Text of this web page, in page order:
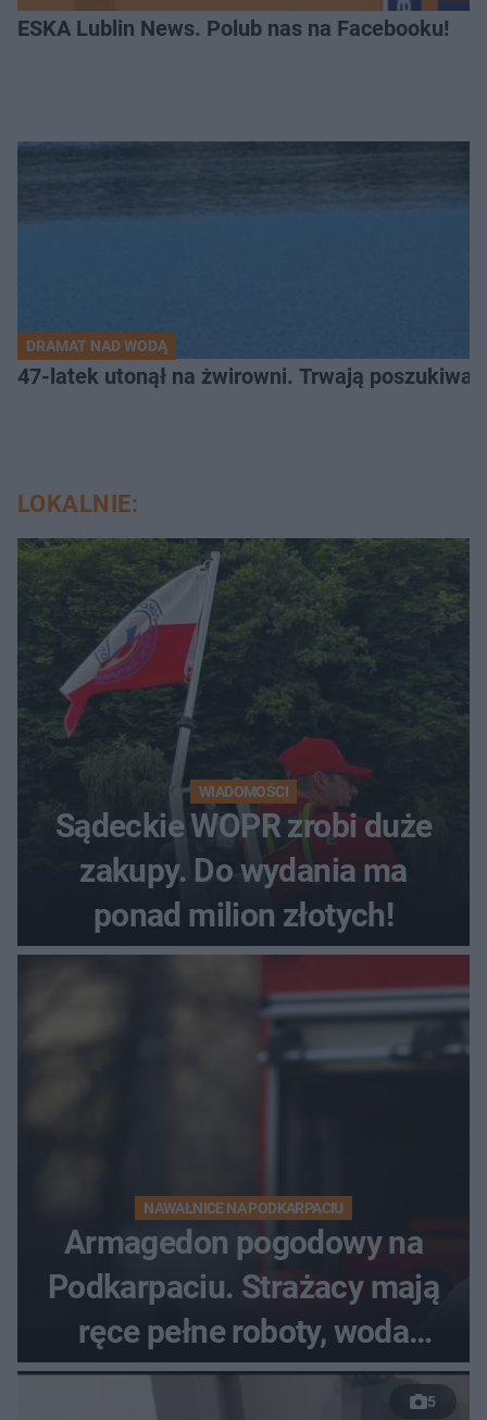
ESKA Lublin News. Polub nas na Facebooku!
DRAMAT NAD WODĄ
47-latek utonął na żwirowni. Trwają
LOKALNIE:
WIADOMOŚCI
Sądeckie WOPR zrobi duże
zakupy. Do wydania ma
ponad milion złotych!
NAWAŁNICE NA PODKARPACIU
Armagedon pogodowy na
Podkarpaciu. Strażacy mają
ręce pełne roboty, woda
zalewa posesje i budynki
5